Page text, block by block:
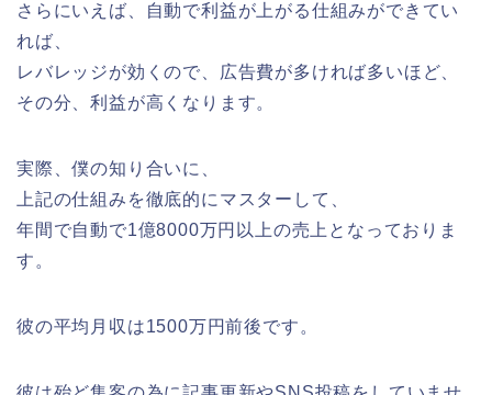
さらにいえば、自動で利益が上がる仕組みができてい
れば、
レバレッジが効くので、広告費が多ければ多いほど、
その分、利益が高くなります。
実際、僕の知り合いに、
上記の仕組みを徹底的にマスターして、
年間で自動で1億8000万円以上の売上となっておりま
す。
彼の平均月収は1500万円前後です。